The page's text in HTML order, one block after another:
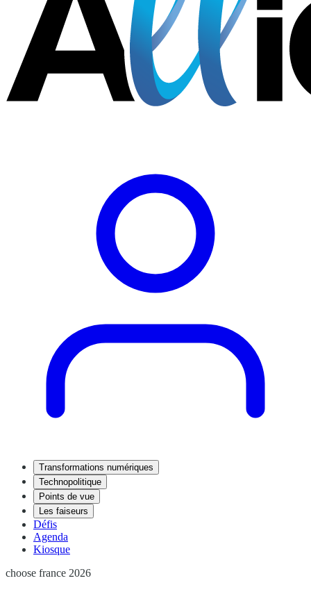
Transformations numériques
Technopolitique
Points de vue
Les faiseurs
Défis
Agenda
Kiosque
choose france 2026